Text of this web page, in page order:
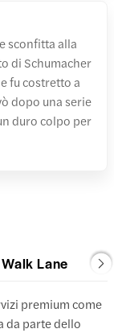
sconfitta alla
di Schumacher
fu costretto a
dopo una serie
duro colpo per
Lane
premium come
da parte dello